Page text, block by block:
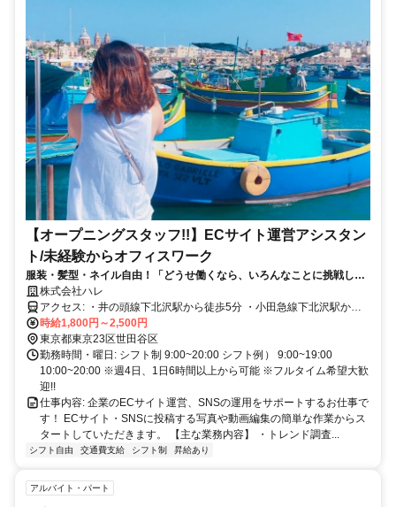
【オープニングスタッフ!!】ECサイト運営アシスタン
ト/未経験からオフィスワーク
服装・髪型・ネイル自由！「どうせ働くなら、いろんなことに挑戦して
みたい！」って人募集！
株式会社ハレ
アクセス: ・井の頭線下北沢駅から徒歩5分 ・小田急線下北沢駅から
徒歩5分
時給1,800円～2,500円
東京都東京23区世田谷区
勤務時間・曜日: シフト制 9:00~20:00 シフト例） 9:00~19:00
10:00~20:00 ※週4日、1日6時間以上から可能 ※フルタイム希望大歓
迎!!
仕事内容: 企業のECサイト運営、SNSの運用をサポートするお仕事で
す！ ECサイト・SNSに投稿する写真や動画編集の簡単な作業からス
タートしていただきます。 【主な業務内容】 ・トレンド調査...
シフト自由 交通費支給 シフト制 昇給あり
アルバイト・パート